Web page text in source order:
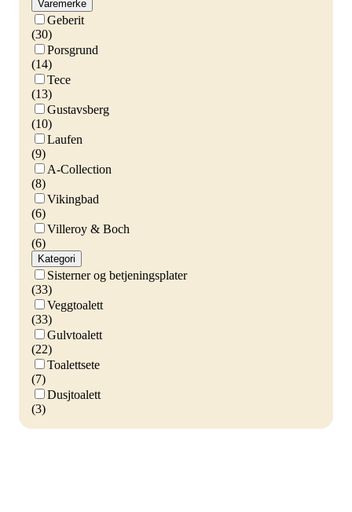
Varemerke
Geberit
(30)
Porsgrund
(14)
Tece
(13)
Gustavsberg
(10)
Laufen
(9)
A-Collection
(8)
Vikingbad
(6)
Villeroy & Boch
(6)
Kategori
Sisterner og betjeningsplater
(33)
Veggtoalett
(33)
Gulvtoalett
(22)
Toalettsete
(7)
Dusjtoalett
(3)